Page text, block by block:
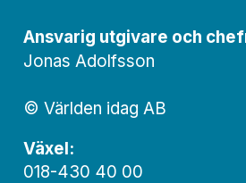
Ansvarig utgivare och
Jonas Adolfsson
© Världen idag AB
Växel:
018-430 40 00